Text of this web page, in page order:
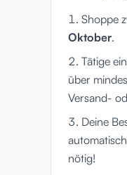
Shoppe
Oktober.
Tätige
über
Versand-
Deine
nötig!